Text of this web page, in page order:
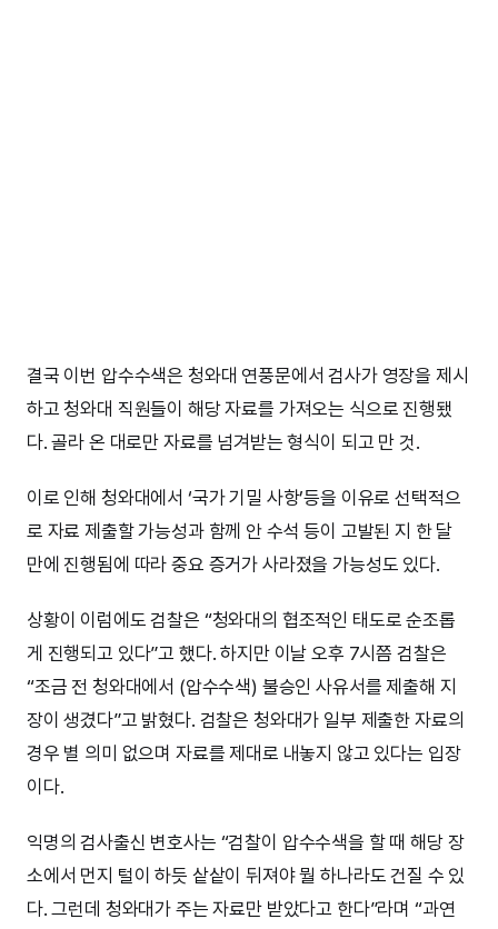
결국 이번 압수수색은 청와대 연풍문에서 검사가 영장을 제시
하고 청와대 직원들이 해당 자료를 가져오는 식으로 진행됐
다. 골라 온 대로만 자료를 넘겨받는 형식이 되고 만 것.
이로 인해 청와대에서 ‘국가 기밀 사항’등을 이유로 선택적으
로 자료 제출할 가능성과 함께 안 수석 등이 고발된 지 한 달
만에 진행됨에 따라 중요 증거가 사라졌을 가능성도 있다.
상황이 이럼에도 검찰은 “청와대의 협조적인 태도로 순조롭
게 진행되고 있다”고 했다. 하지만 이날 오후 7시쯤 검찰은
“조금 전 청와대에서 (압수수색) 불승인 사유서를 제출해 지
장이 생겼다”고 밝혔다. 검찰은 청와대가 일부 제출한 자료의
경우 별 의미 없으며 자료를 제대로 내놓지 않고 있다는 입장
이다.
익명의 검사출신 변호사는 “검찰이 압수수색을 할 때 해당 장
소에서 먼지 털이 하듯 샅샅이 뒤져야 뭘 하나라도 건질 수 있
다. 그런데 청와대가 주는 자료만 받았다고 한다”라며 “과연